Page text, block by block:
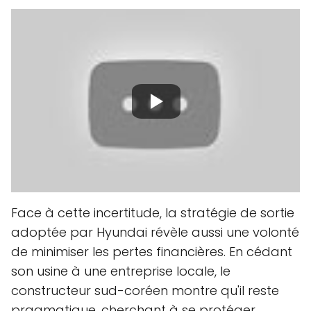
Face à cette incertitude, la stratégie de sortie
adoptée par Hyundai révèle aussi une volonté
de minimiser les pertes financières. En cédant
son usine à une entreprise locale, le
constructeur sud-coréen montre qu'il reste